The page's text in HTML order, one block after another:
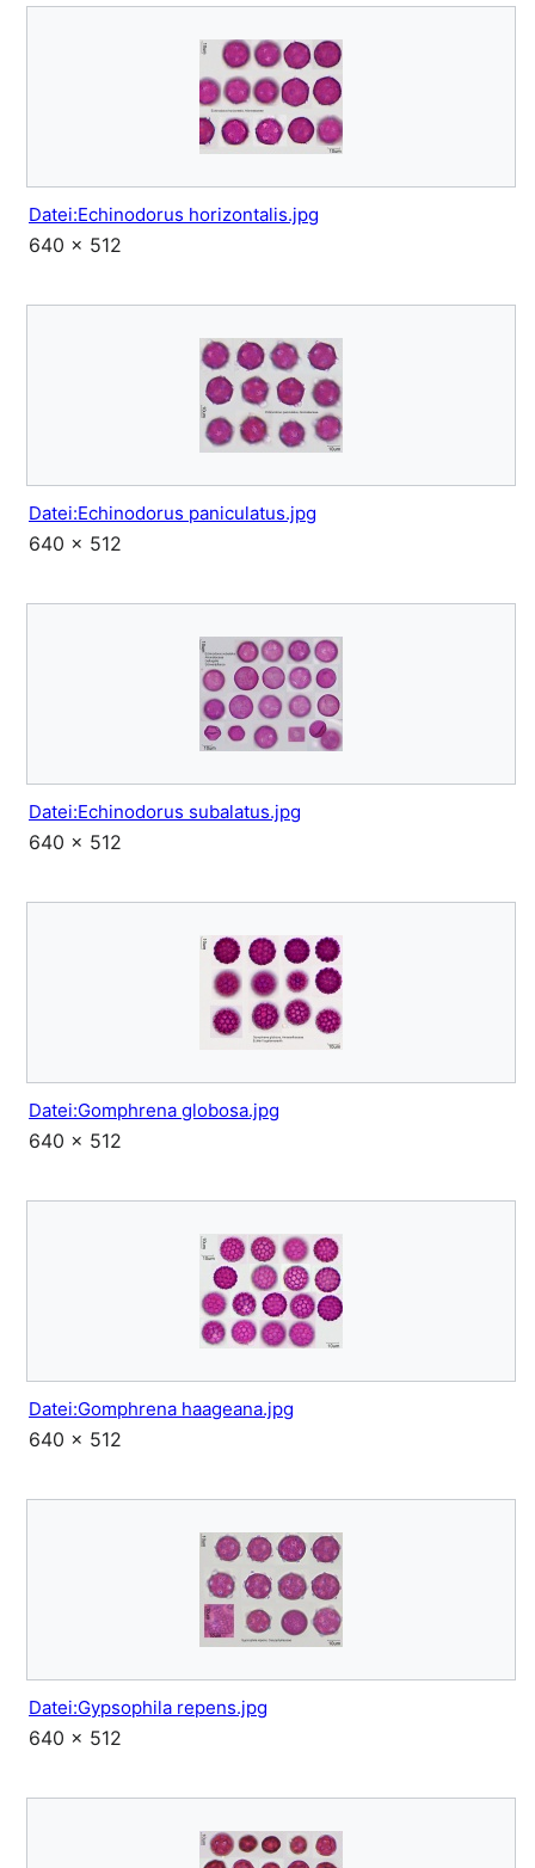
Datei:Echinodorus horizontalis.jpg
640 × 512
Datei:Echinodorus paniculatus.jpg
640 × 512
Datei:Echinodorus subalatus.jpg
640 × 512
Datei:Gomphrena globosa.jpg
640 × 512
Datei:Gomphrena haageana.jpg
640 × 512
Datei:Gypsophila repens.jpg
640 × 512